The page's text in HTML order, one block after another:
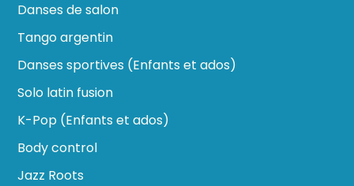
Danses de salon
Tango argentin
Danses sportives (Enfants et ados)
Solo latin fusion
K-Pop (Enfants et ados)
Body control
Jazz Roots